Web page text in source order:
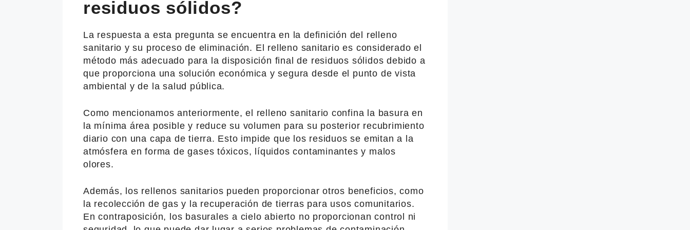
residuos sólidos?
La respuesta a esta pregunta se encuentra en la definición del relleno
sanitario y su proceso de eliminación. El relleno sanitario es considerado el
método más adecuado para la disposición final de residuos sólidos debido a
que proporciona una solución económica y segura desde el punto de vista
ambiental y de la salud pública.
Como mencionamos anteriormente, el relleno sanitario confina la basura en
la mínima área posible y reduce su volumen para su posterior recubrimiento
diario con una capa de tierra. Esto impide que los residuos se emitan a la
atmósfera en forma de gases tóxicos, líquidos contaminantes y malos
olores.
Además, los rellenos sanitarios pueden proporcionar otros beneficios, como
la recolección de gas y la recuperación de tierras para usos comunitarios.
En contraposición, los basurales a cielo abierto no proporcionan control ni